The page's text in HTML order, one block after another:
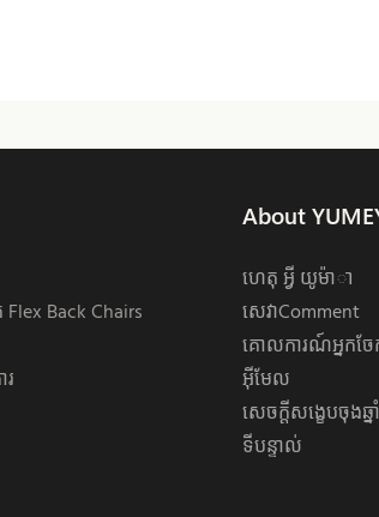
Flex Back Chairs
About
ហេតុ អ្វី យូម៉ាា
សេវាComment
គោលការណ៍អ្នកច
អ៊ីមែល
សេចក្តីសង្ខេបចុងឆ្នាំ
ទីបន្ទាល់